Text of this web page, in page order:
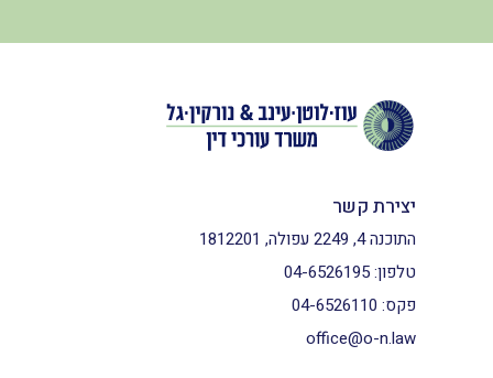
יצירת קשר
התוכנה 4, 2249 עפולה, 1812201
טלפון:04-6526195
פקס: 04-6526110
office@o-n.law